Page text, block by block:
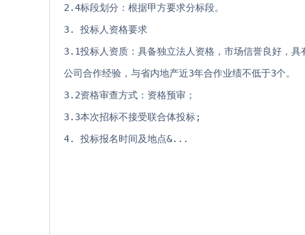
2.4标段划分：根据甲方要求分标段。
3. 投标人资格要求
3.1投标人资质：具备独立法人资格，市场信誉良好，
公司合作经验，与省内地产近3年合作业绩不低于3个。
3.2资格审查方式：资格预审；
3.3本次招标不接受联合体投标;
4. 投标报名时间及地点&...